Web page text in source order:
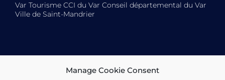
Manage Cookie Consent
Var Tourisme CCI du Var Conseil départemental du Var
Ville de Saint-Mandrier
Toulon Provence Méditerranée Ville de Toulon Ville de
La Seyne-sur-Mer Ville de Saint-Mandrier